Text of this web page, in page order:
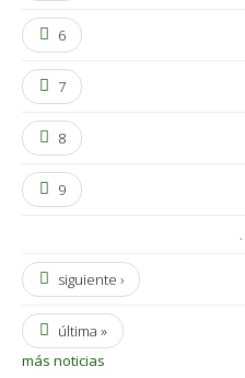
6
7
8
9
siguiente ›
última »
más noticias